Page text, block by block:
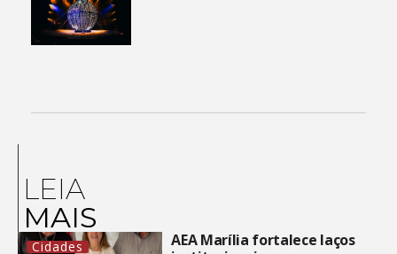
LEIA
MAIS
Cidades
AEA Marília fortalece laços